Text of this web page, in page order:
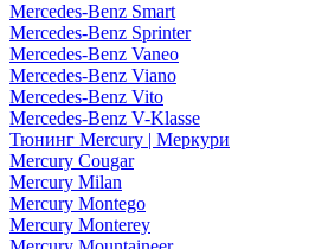
Mercedes-Benz Smart
Mercedes-Benz Sprinter
Mercedes-Benz Vaneo
Mercedes-Benz Viano
Mercedes-Benz Vito
Mercedes-Benz V-Klasse
Тюнинг Mercury | Меркури
Mercury Cougar
Mercury Milan
Mercury Montego
Mercury Monterey